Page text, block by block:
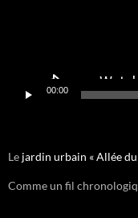
00:00
Le jardin urbain « Allée
Comme un fil